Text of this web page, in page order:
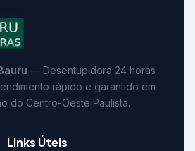
— Desentupidora 24 horas
rápido e garantido em
do Centro-Oeste Paulista.
Links Úteis